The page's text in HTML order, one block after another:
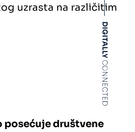
uzrasta na različitim
posećuje društvene